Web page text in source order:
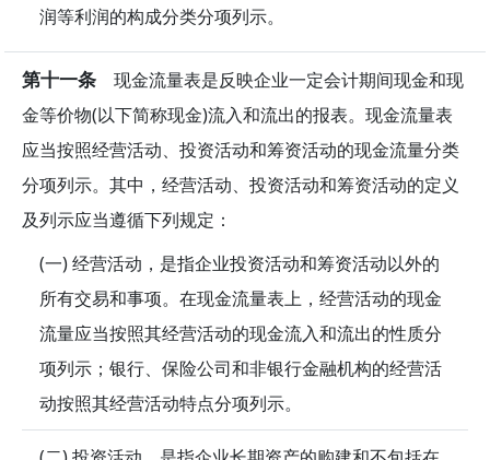
润等利润的构成分类分项列示。
第十一条 现金流量表是反映企业一定会计期间现金和现
金等价物(以下简称现金)流入和流出的报表。现金流量表
应当按照经营活动、投资活动和筹资活动的现金流量分类
分项列示。其中，经营活动、投资活动和筹资活动的定义
及列示应当遵循下列规定：
(一) 经营活动，是指企业投资活动和筹资活动以外的
所有交易和事项。在现金流量表上，经营活动的现金
流量应当按照其经营活动的现金流入和流出的性质分
项列示；银行、保险公司和非银行金融机构的经营活
动按照其经营活动特点分项列示。